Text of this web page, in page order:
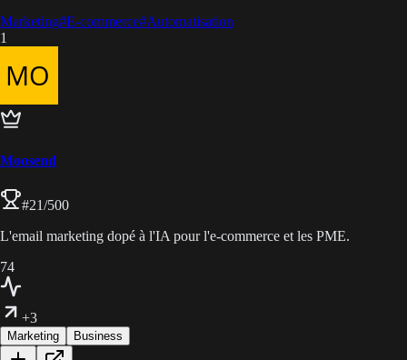
Marketing#E-commerce#Automatisation
1
Moosend
#21/500
L'email marketing dopé à l'IA pour l'e-commerce et les PME.
74
+3
Marketing Business